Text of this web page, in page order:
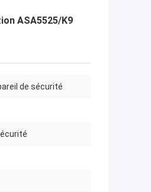
ASA5525/K9
de sécurité